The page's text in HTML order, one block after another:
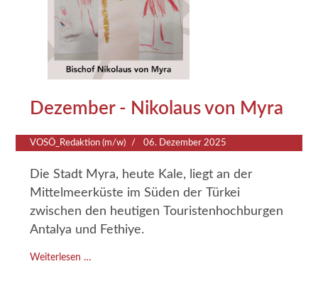
Dezember - Nikolaus von Myra
VOSÖ_Redaktion (m/w) 06. Dezember 2025
Die Stadt Myra, heute Kale, liegt an der
Mittelmeerküste im Süden der Türkei
zwischen den heutigen Touristenhochburgen
Antalya und Fethiye.
Weiterlesen …